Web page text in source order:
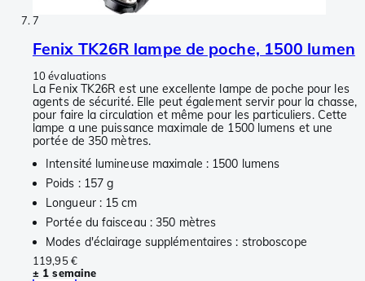
7
Fenix TK26R lampe de poche, 1500 lumen
10 évaluations
La Fenix TK26R est une excellente lampe de poche pour les
agents de sécurité. Elle peut également servir pour la chasse,
pour faire la circulation et même pour les particuliers. Cette
lampe a une puissance maximale de 1500 lumens et une
portée de 350 mètres.
Intensité lumineuse maximale : 1500 lumens
Poids : 157 g
Longueur : 15 cm
Portée du faisceau : 350 mètres
Modes d'éclairage supplémentaires : stroboscope
119,95 €
± 1 semaine